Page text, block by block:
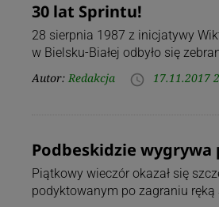
30 lat Sprintu!
28 sierpnia 1987 z inicjatywy
w Bielsku-Białej odbyło się
Autor: Redakcja access_time 17.11.2017
Podbeskidzie wygrywa
Piątkowy wieczór okazał się
podyktowanym po zagraniu